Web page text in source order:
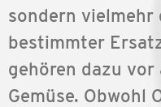
sondern vielmehr
bestimmter
gehören dazu vor
Gemüse. Obwohl